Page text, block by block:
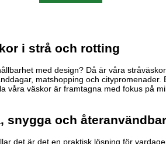
i strå och rotting
med design? Då är våra
matshopping och
våra väskor är framtagna med fokus på
snygga och
det är det en praktisk lösning för